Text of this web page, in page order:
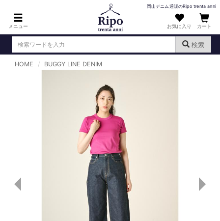
メニュー
岡山デニム通販のRipo trenta anni
お気に入り カート
検索
PANTS : パンツ
TOPS : トップス
T-SHIRT : Tシャツ
KNIT : ニット
SHIRT : シャツ
HOME BUGGY LINE DENIM